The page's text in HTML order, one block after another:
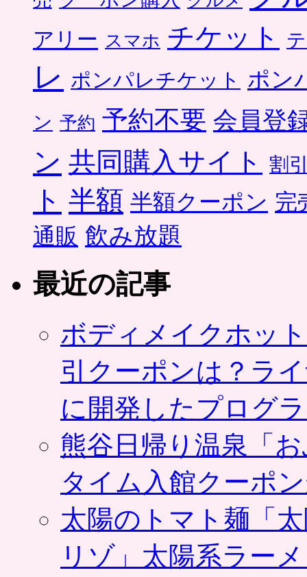
アリー スマホ チケット
レ ポンパレチケット ポン
ン 予約 予約不要 会員登
ン 共同購入サイト 割
ト 半額 半額クーポン 完
通販 飲み放題
最近の記事
ボディメイクホッ
引クーポンは？ラ
に開発したプログ
熊谷日帰り温泉「
タイム入館クーポ
太陽のトマト麺「
リゾ」太陽系ラー